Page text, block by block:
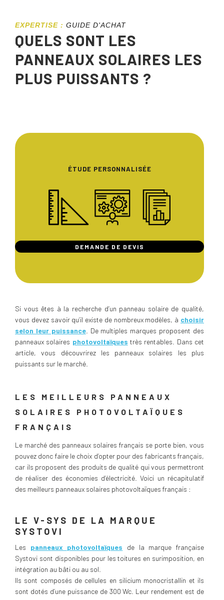
EXPERTISE : GUIDE D'ACHAT
QUELS SONT LES
PANNEAUX SOLAIRES LES
PLUS PUISSANTS ?
ÉTUDE PERSONNALISÉE
DEMANDE DE DEVIS
Si vous êtes à la recherche d’un panneau solaire de qualité,
vous devez savoir qu’il existe de nombreux modèles, à choisir
selon leur puissance. De multiples marques proposent des
panneaux solaires photovoltaïques très rentables. Dans cet
article, vous découvrirez les panneaux solaires les plus
puissants sur le marché.
LES MEILLEURS PANNEAUX
SOLAIRES PHOTOVOLTAÏQUES
FRANÇAIS
Le marché des panneaux solaires français se porte bien, vous
pouvez donc faire le choix d’opter pour des fabricants français,
car ils proposent des produits de qualité qui vous permettront
de réaliser des économies d’électricité. Voici un récapitulatif
des meilleurs panneaux solaires photovoltaïques français :
LE V-SYS DE LA MARQUE
SYSTOVI
Les panneaux photovoltaïques de la marque française
Systovi sont disponibles pour les toitures en surimposition, en
intégration au bâti ou au sol.
Ils sont composés de cellules en silicium monocristallin et ils
sont dotés d’une puissance de 300 Wc. Leur rendement est de